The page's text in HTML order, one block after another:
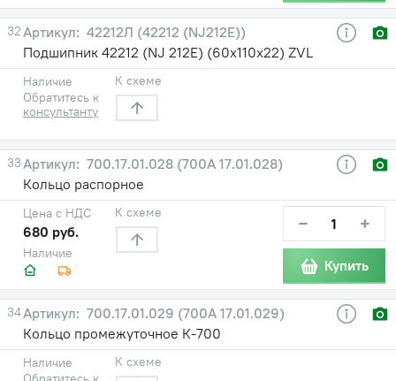
32
42212Л (42212 (NJ212E))
Подшипник 42212 (NJ 212E) (60х110х22) ZVL
Наличие
Обратитесь к
консультанту
К схеме
33
700.17.01.028 (700А 17.01.028)
Кольцо распорное
Наличие
Цена с НДС
680 руб.
К схеме − +
Купить
34
700.17.01.029 (700А 17.01.029)
Кольцо промежуточное К-700
Наличие
К схеме